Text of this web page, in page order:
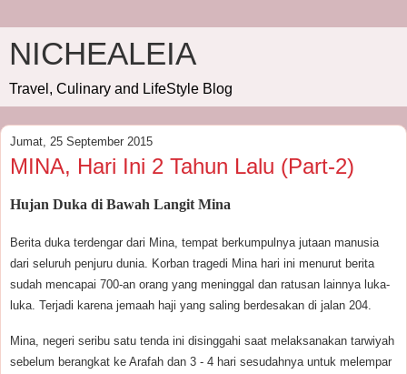
NICHEALEIA
Travel, Culinary and LifeStyle Blog
Jumat, 25 September 2015
MINA, Hari Ini 2 Tahun Lalu (Part-2)
Hujan Duka di Bawah Langit Mina
Berita duka terdengar dari Mina, tempat berkumpulnya jutaan manusia
dari seluruh penjuru dunia. Korban tragedi Mina hari ini menurut berita
sudah mencapai 700-an orang yang meninggal dan ratusan lainnya luka-
luka. Terjadi karena jemaah haji yang saling berdesakan di jalan 204.
Mina, negeri seribu satu tenda ini disinggahi saat melaksanakan tarwiyah
sebelum berangkat ke Arafah dan 3 - 4 hari sesudahnya untuk melempar